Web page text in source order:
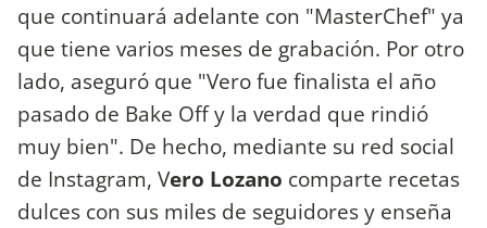
que continuará adelante con "MasterChef" ya
que tiene varios meses de grabación. Por otro
lado, aseguró que "Vero fue finalista el año
pasado de Bake Off y la verdad que rindió
muy bien". De hecho, mediante su red social
de Instagram, Vero Lozano comparte recetas
dulces con sus miles de seguidores y enseña